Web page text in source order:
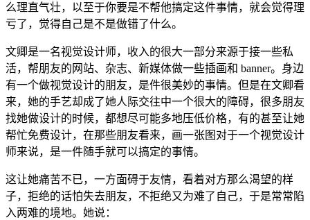
么理直气壮，以至于你要是不帮他搞定这件事情，就会觉得理
亏了，觉得自己是不是做错了什么。
文卿是一名视觉设计师，收入的很大一部分来源于接一些私
活，帮朋友的网站、杂志、新媒体做一些插画和 banner。身边
有一个做视觉设计的朋友，是件很美妙的事情。但是在文卿看
来，她的手艺却成了她人际交往中一个很大的障碍，很多朋友
找她做设计的时候，都想尽可能多地压低价格，有的甚至让她
帮忙免费设计，在那些朋友看来，画一张图对于一个视觉设计
师来说，是一件随手就可以搞定的事情。
这让她痛苦不已，一方面碍于友情，看着对方那么渴望的样
子，拒绝的话怕失去朋友，不拒绝又为难了自己，于是常常陷
入两难的境地。她说：